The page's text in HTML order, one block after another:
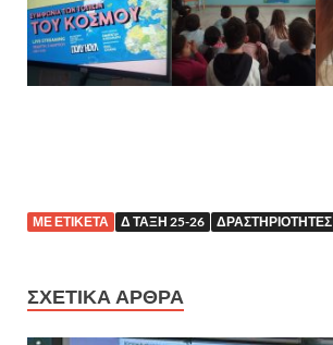
ΜΕ ΕΤΙΚΈΤΑ Δ ΤΆΞΗ 25-26 ΔΡΑΣΤΗΡΙΌΤΗΤΕΣ
ΣΧΕΤΙΚΆ ΆΡΘΡΑ